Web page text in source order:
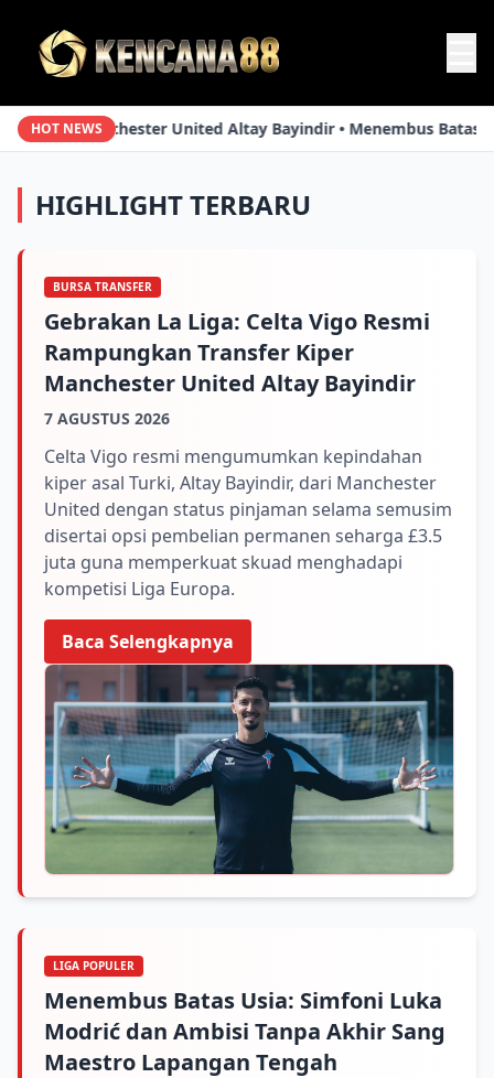
HOT NEWS• Menembus Batas Usia: Simfoni Luka Modrić •
HIGHLIGHT TERBARU
BURSA TRANSFER
Gebrakan La Liga: Celta Vigo Resmi
Rampungkan Transfer Kiper
Manchester United Altay Bayindir
7 AGUSTUS 2026
Celta Vigo resmi mengumumkan kepindahan
kiper asal Turki, Altay Bayindir, dari Manchester
United dengan status pinjaman selama semusim
disertai opsi pembelian permanen seharga £3.5
juta guna memperkuat skuad menghadapi
kompetisi Liga Europa.
Baca Selengkapnya
LIGA POPULER
Menembus Batas Usia: Simfoni Luka
Modrić dan Ambisi Tanpa Akhir Sang
Maestro Lapangan Tengah